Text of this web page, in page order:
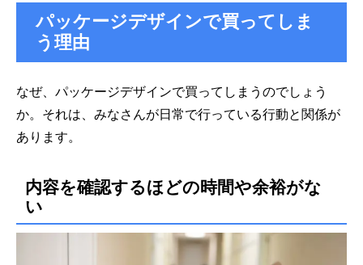
パッケージデザインで買ってしま
う理由
なぜ、パッケージデザインで買ってしまうのでしょう
か。それは、みなさんが日常で行っている行動と関係が
あります。
内容を確認するほどの時間や余裕がな
い